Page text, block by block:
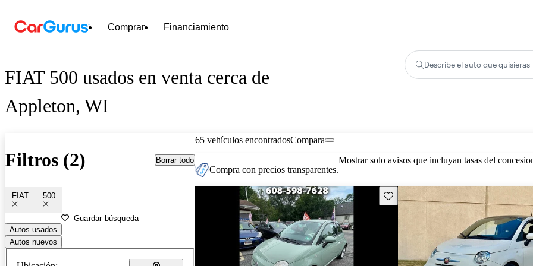
Comprar Financiamiento
FIAT 500 usados en venta cerca de
Appleton, WI
Describe el auto que quisieras
Filtros (2) Borrar todo
FIAT 500
Guardar búsqueda
Autos usados
Autos nuevos
65 vehículos encontradosCompara
Compra con precios transparentes.
Mostrar solo avisos que incluyan tasas del
Guarda este Aviso